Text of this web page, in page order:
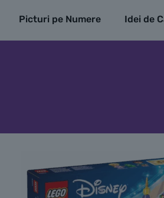
Picturi pe Numere Idei de